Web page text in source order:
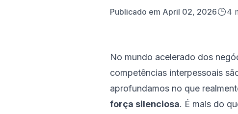
Publicado em April 02, 2026 4
No mundo acelerado dos
competências interpessoais
aprofundamos no que
força silenciosa. É mais do